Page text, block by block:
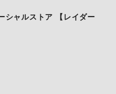
シャルストア 【レイダー